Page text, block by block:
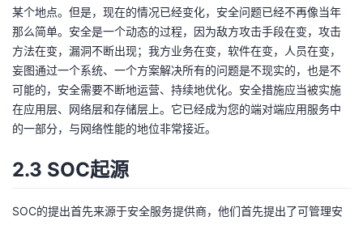
证
实
验
的
收
藏
持
建
议
某个地点。但是，现在的情况已经变化，安全问题已经不再像当年
那么简单。安全是一个动态的过程，因为敌方攻击手段在变，攻击
方法在变，漏洞不断出现；我方业务在变，软件在变，人员在变，
妄图通过一个系统、一个方案解决所有的问题是不现实的，也是不
可能的，安全需要不断地运营、持续地优化。安全措施应当被实施
在应用层、网络层和存储层上。它已经成为您的端对端应用服务中
的一部分，与网络性能的地位非常接近。
2.3 SOC起源
SOC的提出首先来源于安全服务提供商，他们首先提出了可管理安